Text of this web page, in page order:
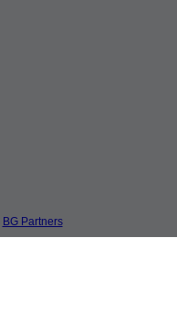
BG Partners